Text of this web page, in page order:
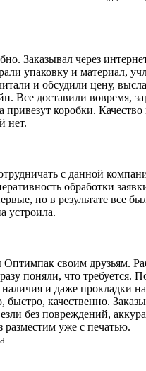
Заказывал через
упаковку и материал,
и обсудили цену,
Все доставили вовремя,
привезут коробки. Качество
нет.
с данной
обработки
но в результате все
устроила.
своим друзьям.
поняли, что требуется.
наличия и даже прокладки
быстро, качественно.
без повреждений,
разместим уже с печатью.